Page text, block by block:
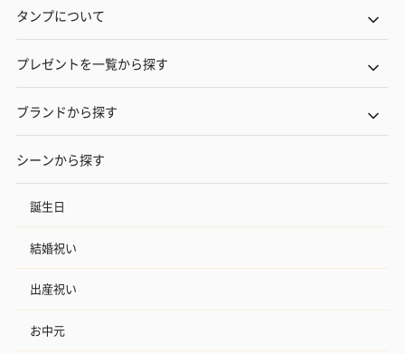
タンプについて
プレゼントを一覧から探す
ブランドから探す
シーンから探す
誕生日
結婚祝い
出産祝い
お中元